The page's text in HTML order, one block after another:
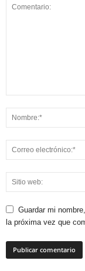
Guardar mi
la próxima vez que